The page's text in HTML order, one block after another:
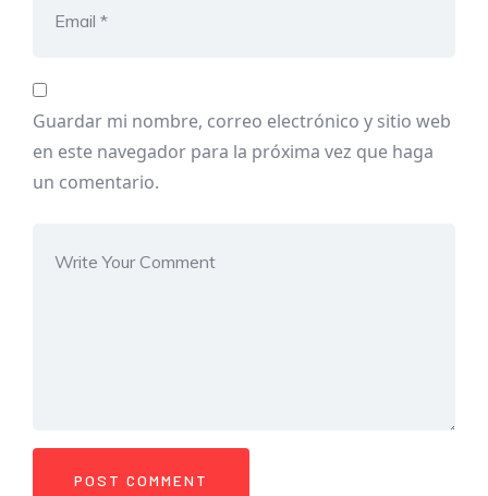
Guardar mi nombre, correo electrónico y sitio web
en este navegador para la próxima vez que haga
un comentario.